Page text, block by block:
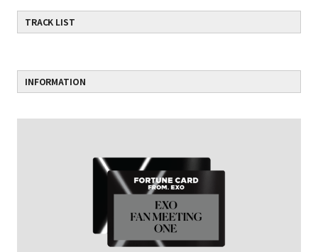
TRACK LIST
INFORMATION